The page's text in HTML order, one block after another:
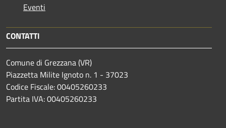
Eventi
CONTATTI
Comune di Grezzana (VR)
Piazzetta Milite Ignoto n. 1 - 37023
Codice Fiscale: 00405260233
Partita IVA: 00405260233